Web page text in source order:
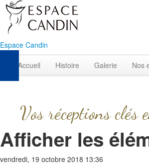
Espace Candin
Accueil Histoire Galerie Nos
Vos réceptions
Afficher les
vendredi, 19 octobre 2018 13:36